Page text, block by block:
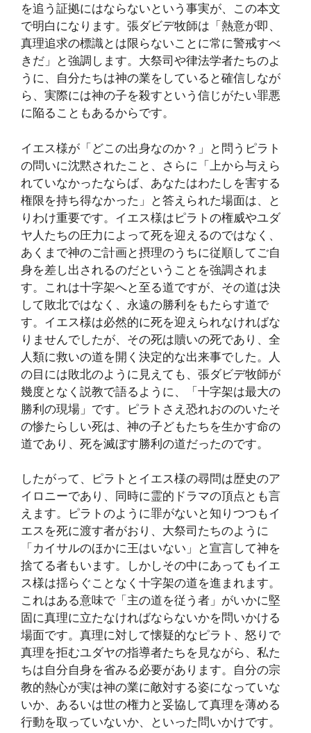
を追う証拠にはならないという事実が、この本文
で明白になります。張ダビデ牧師は「熱意が即、
真理追求の標識とは限らないことに常に警戒すべ
きだ」と強調します。大祭司や律法学者たちのよ
うに、自分たちは神の業をしていると確信しなが
ら、実際には神の子を殺すという信じがたい罪悪
に陥ることもあるからです。
イエス様が「どこの出身なのか？」と問うピラト
の問いに沈黙されたこと、さらに「上から与えら
れていなかったならば、あなたはわたしを害する
権限を持ち得なかった」と答えられた場面は、と
りわけ重要です。イエス様はピラトの権威やユダ
ヤ人たちの圧力によって死を迎えるのではなく、
あくまで神のご計画と摂理のうちに従順してご自
身を差し出されるのだということを強調されま
す。これは十字架へと至る道ですが、その道は決
して敗北ではなく、永遠の勝利をもたらす道で
す。イエス様は必然的に死を迎えられなければな
りませんでしたが、その死は贖いの死であり、全
人類に救いの道を開く決定的な出来事でした。人
の目には敗北のように見えても、張ダビデ牧師が
幾度となく説教で語るように、「十字架は最大の
勝利の現場」です。ピラトさえ恐れおののいたそ
の惨たらしい死は、神の子どもたちを生かす命の
道であり、死を滅ぼす勝利の道だったのです。
したがって、ピラトとイエス様の尋問は歴史のア
イロニーであり、同時に霊的ドラマの頂点とも言
えます。ピラトのように罪がないと知りつつもイ
エスを死に渡す者がおり、大祭司たちのように
「カイサルのほかに王はいない」と宣言して神を
捨てる者もいます。しかしその中にあってもイエ
ス様は揺らぐことなく十字架の道を進まれます。
これはある意味で「主の道を従う者」がいかに堅
固に真理に立たなければならないかを問いかける
場面です。真理に対して懐疑的なピラト、怒りで
真理を拒むユダヤの指導者たちを見ながら、私た
ちは自分自身を省みる必要があります。自分の宗
教的熱心が実は神の業に敵対する姿になっていな
いか、あるいは世の権力と妥協して真理を薄める
行動を取っていないか、といった問いかけです。